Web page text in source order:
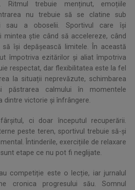
Ritmul trebuie menținut, emoțiile
nu trebuie să se clatine sub
sau a oboselii. Sportivul care își
mintea știe când să accelereze, când
își depășească limitele. În această
împotriva ezitărilor și aliat împotriva
respectat, dar flexibilitatea este la fel
la situații neprevăzute, schimbarea
păstrarea calmului în momentele
victorie și înfrângere.
ci doar începutul recuperării.
peste teren, sportivul trebuie să-și
Întinderile, exercițiile de relaxare
etape ce nu pot fi neglijate.
competiție este o lecție, iar jurnalul
cronica progresului său. Somnul